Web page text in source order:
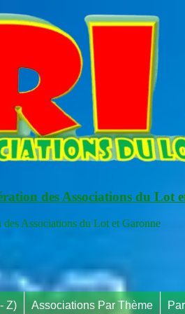
des Associations du Lot
Associations du Lot et Garonne
Z) Associations Par Thème